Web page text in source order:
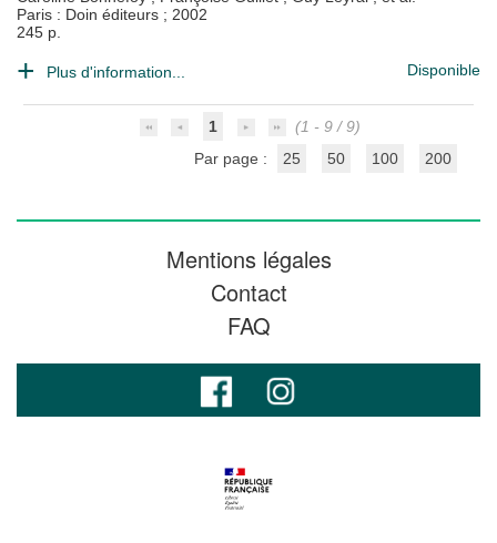
Paris : Doin éditeurs ; 2002
245 p.
Plus d'information... Disponible
1
(1 - 9 / 9)
Par page :
25 50 100 200
Mentions légales
Contact
FAQ